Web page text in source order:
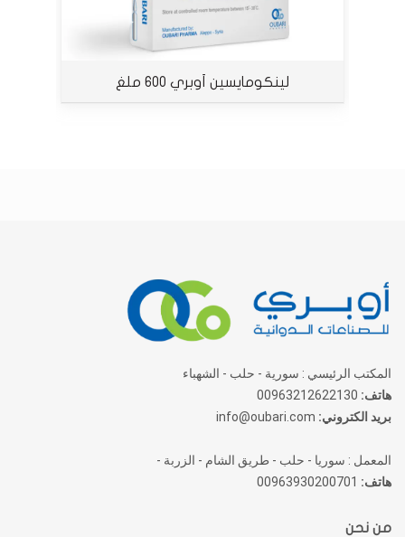
لينكومايسين أوبري 600 ملغ
المكتب الرئيسي : سورية - حلب - الشهباء
هاتف:
بريد الكتروني:
المعمل : سوريا - حلب - طريق الشام - الزربة -
هاتف:
من نحن